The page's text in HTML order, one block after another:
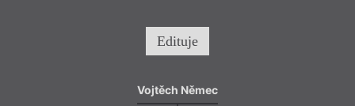
Edituje
Vojtěch Němec